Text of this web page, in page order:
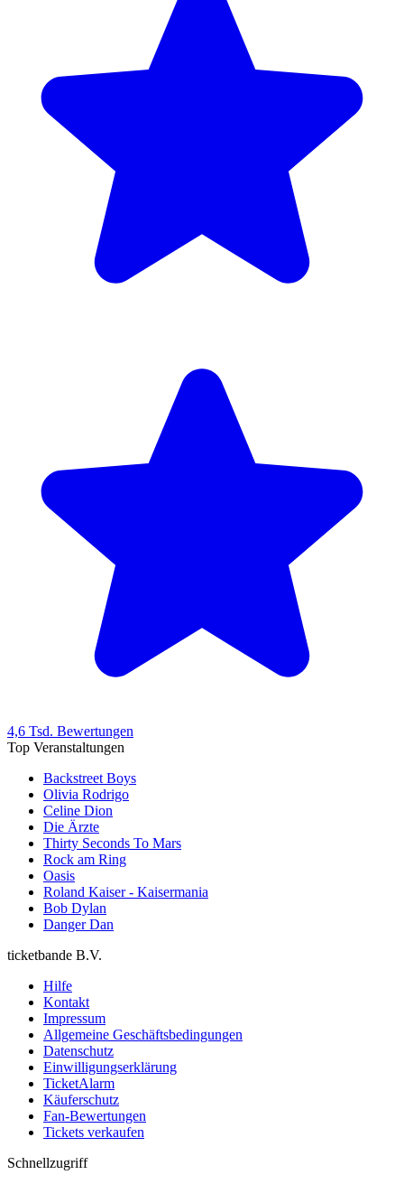
4,6 Tsd. Bewertungen
Top Veranstaltungen
Backstreet Boys
Olivia Rodrigo
Celine Dion
Die Ärzte
Thirty Seconds To Mars
Rock am Ring
Oasis
Roland Kaiser - Kaisermania
Bob Dylan
Danger Dan
ticketbande B.V.
Hilfe
Kontakt
Impressum
Allgemeine Geschäftsbedingungen
Datenschutz
Einwilligungserklärung
TicketAlarm
Käuferschutz
Fan-Bewertungen
Tickets verkaufen
Schnellzugriff